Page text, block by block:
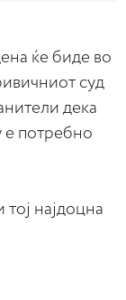
ќе биде во
суд
дека
е потребно
најдоцна